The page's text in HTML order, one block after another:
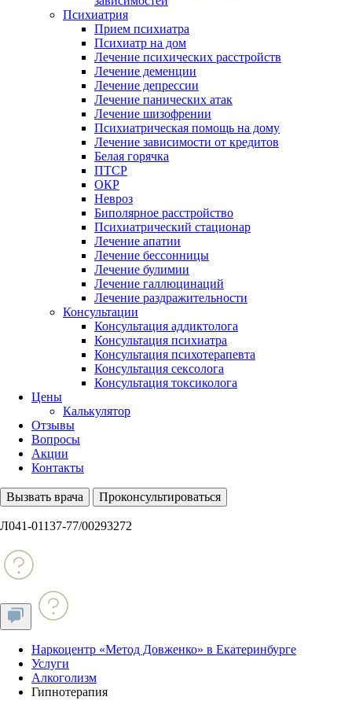
Психиатрия
Прием психиатра
Психиатр на дом
Лечение психических расстройств
Лечение деменции
Лечение депрессии
Лечение панических атак
Лечение шизофрении
Психиатрическая помощь на дому
Лечение зависимости от кредитов
Белая горячка
ПТСР
ОКР
Невроз
Биполярное расстройство
Психиатрический стационар
Лечение апатии
Лечение бессонницы
Лечение булимии
Лечение галлюцинаций
Лечение раздражительности
Консультации
Консультация аддиктолога
Консультация психиатра
Консультация психотерапевта
Консультация сексолога
Консультация токсиколога
Цены
Калькулятор
Отзывы
Вопросы
Акции
Контакты
Вызвать врача Проконсультироваться
Л041-01137-77/00293272
Наркоцентр «Метод Довженко» в Екатеринбурге
Услуги
Алкоголизм
Гипнотерапия